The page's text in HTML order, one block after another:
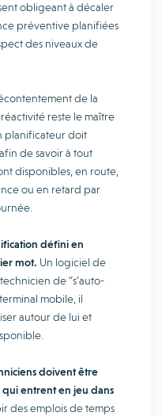
obligeant à décaler
préventive planifiées
des niveaux de
de la
reste le maître
planificateur doit
de savoir à tout
disponibles, en route,
ou en retard par
défini en
mot. Un logiciel de
de “s’auto-
mobile, il
autour de lui et
doivent être
qui entrent en jeu dans
des emplois de temps